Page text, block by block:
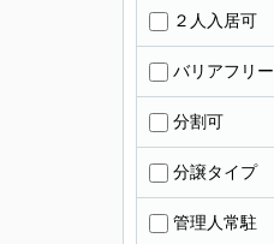
２人入居可
バリアフリー
分割可
分譲タイプ
管理人常駐